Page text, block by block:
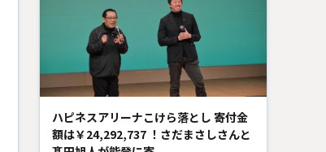
ハピネスアリーナこけら落とし 寄付金
額は￥24,292,737 ！さだまさしさんと